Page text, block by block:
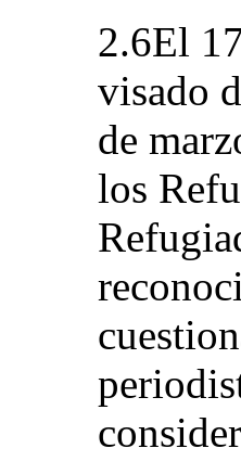
2.6El
visado
de
los